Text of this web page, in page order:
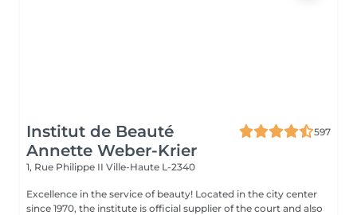
Institut de Beauté
Annette Weber-Krier
597
1, Rue Philippe II Ville-Haute L-2340
Excellence in the service of beauty! Located in the city center
since 1970, the institute is official supplier of the court and also